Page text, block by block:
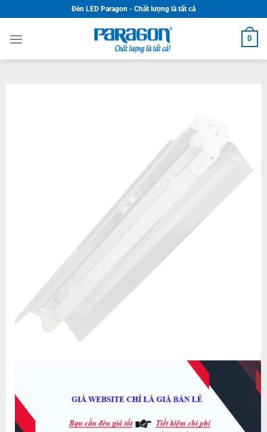
to
content
Đèn LED Paragon - Chất lượng là tất cả
0